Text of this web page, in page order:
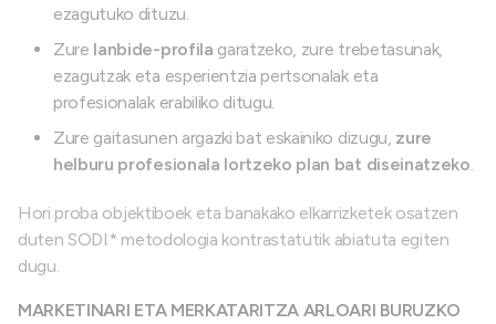
ezagutuko dituzu.
Zure lanbide-profila garatzeko, zure trebetasunak,
ezagutzak eta esperientzia pertsonalak eta
profesionalak erabiliko ditugu.
Zure gaitasunen argazki bat eskainiko dizugu, zure
helburu profesionala lortzeko plan bat diseinatzeko.
Hori proba objektiboek eta banakako elkarrizketek osatzen
duten SODI* metodologia kontrastatutik abiatuta egiten
dugu.
MARKETINARI ETA MERKATARITZA ARLOARI BURUZKO